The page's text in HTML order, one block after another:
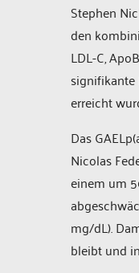
Stephen
den
LDL-C,
signifikante
erreicht
Das
Nicolas
einem um
mg/dL).
bleibt und